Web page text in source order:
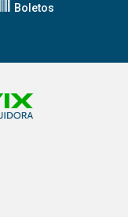
Boletos